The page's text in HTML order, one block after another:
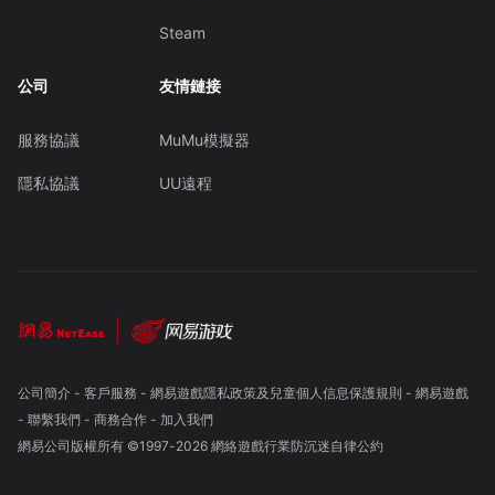
Steam
公司
服務協議
隱私協議
友情鏈接
MuMu模擬器
UU遠程
公司簡介- 客戶服務 - 網易遊戲隱私政策及兒童個人信息保護規則 - 網易遊戲
- 聯繫我們- 商務合作- 加入我們
網易公司版權所有 ©1997-2026 網絡遊戲行業防沉迷自律公約